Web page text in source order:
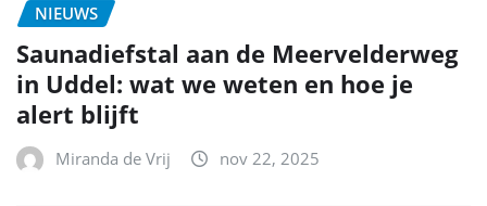
NIEUWS
Saunadiefstal aan de Meervelderweg
in Uddel: wat we weten en hoe je
alert blijft
Miranda de Vrij nov 22, 2025